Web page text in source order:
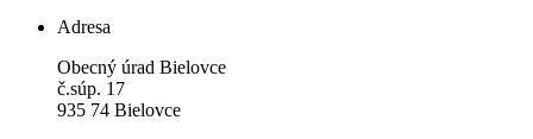
Adresa
Obecný úrad Bielovce
č.súp. 17
935 74 Bielovce